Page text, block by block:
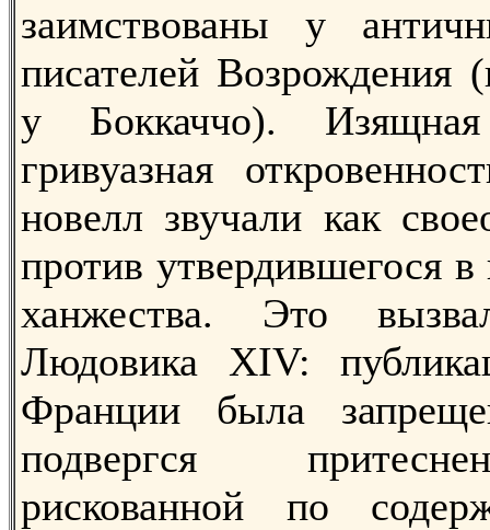
заимствованы у
писателей Возрождения
у Боккаччо).
гривуазная
новелл звучали как
против утвердившегося
ханжества. Это
Людовика XIV:
Франции была
подвергся
рискованной по